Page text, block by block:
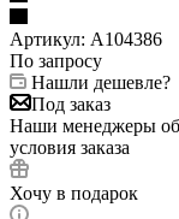
Артикул: A104386
По запросу
Нашли дешевле?
Под заказ
Наши менеджеры
условия заказа
Хочу в подарок